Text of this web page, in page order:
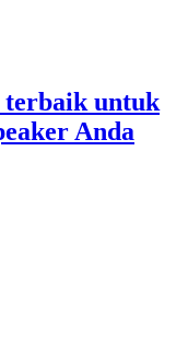
terbaik untuk
Anda